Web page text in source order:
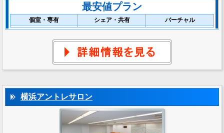
最安値プラン
個室・専有 シェア・共有 バーチャル
横浜アントレサロン